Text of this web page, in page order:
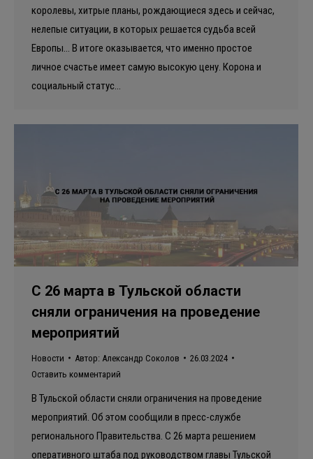
королевы, хитрые планы, рождающиеся здесь и сейчас,
нелепые ситуации, в которых решается судьба всей
Европы… В итоге оказывается, что именно простое
личное счастье имеет самую высокую цену. Корона и
социальный статус…
С 26 марта в Тульской области
сняли ограничения на проведение
мероприятий
Новости Автор: Александр Соколов
26.03.2024
Оставить комментарий
В Тульской области сняли ограничения на проведение
мероприятий. Об этом сообщили в пресс-службе
регионального Правительства. С 26 марта решением
оперативного штаба под руководством главы Тульской